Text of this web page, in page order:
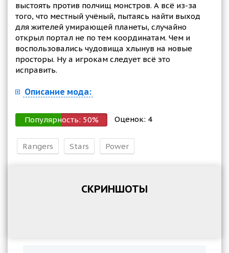
выстоять против полчищ монстров. А всё из-за
того, что местный учёный, пытаясь найти выход
для жителей умирающей планеты, случайно
открыл портал не по тем координатам. Чем и
воспользовались чудовища хлынув на новые
просторы. Ну а игрокам следует всё это
исправить.
Описание мода:
Популярность: 50% Оценок: 4
Rangers Stars Power
СКРИНШОТЫ